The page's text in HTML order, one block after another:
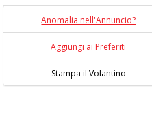
Anomalia nell'Annuncio?
Aggiungi ai Preferiti
Stampa il Volantino